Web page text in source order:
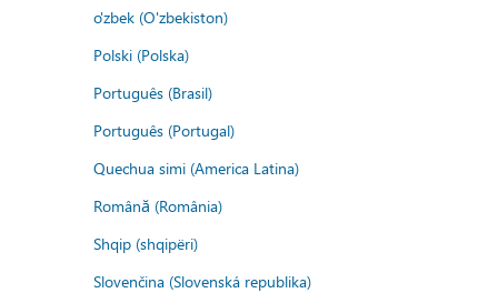
o'zbek (O'zbekiston)
Polski (Polska)
Português (Brasil)
Português (Portugal)
Quechua simi (America Latina)
Română (România)
Shqip (shqipëri)
Slovenčina (Slovenská republika)